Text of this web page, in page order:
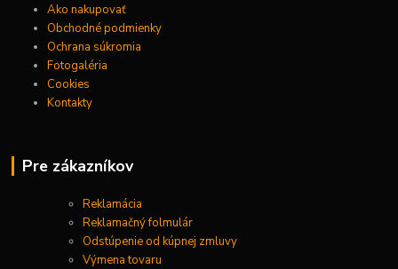
Ako nakupovať
Obchodné podmienky
Ochrana súkromia
Fotogaléria
Cookies
Kontakty
Pre zákazníkov
Reklamácia
Reklamačný folmulár
Odstúpenie od kúpnej zmluvy
Výmena tovaru